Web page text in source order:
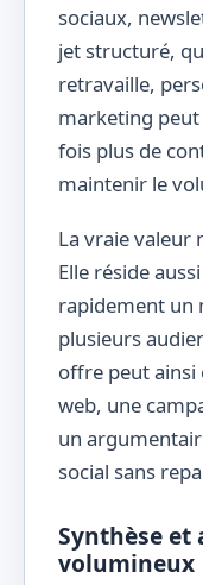
sociaux,
jet structuré,
retravaille,
marketing
fois plus de
maintenir le
La vraie valeur
Elle réside
rapidement un
plusieurs
offre peut
web, une
un
social sans
Synthèse et
volumineux